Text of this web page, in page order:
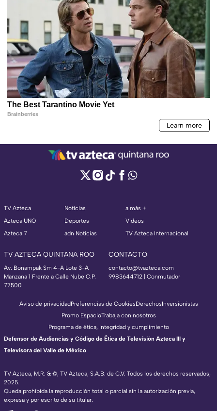
TV Azteca
Azteca UNO
Azteca 7
Noticias
Deportes
adn Noticias
a más +
Videos
TV Azteca Internacional
TV AZTECA QUINTANA ROO
Av. Bonampak Sm 4-A Lote 3-A
Manzana 1 Frente a Calle Nube C.P.
77500
CONTACTO
contacto@tvazteca.com
9983644712 | Conmutador
TV Azteca, M.R. & ©, TV Azteca, S.A.B. de C.V. Todos los derechos reservados,
2025.
Queda prohibida la reproducción total o parcial sin la autorización previa,
expresa y por escrito de su titular.
Aviso de privacidadPreferencias de CookiesDerechosInversionistas
Promo EspacioTrabaja con nosotros
Programa de ética, integridad y cumplimiento
Defensor de Audiencias y Código de Ética de Televisión Azteca III y
Televisora del Valle de México